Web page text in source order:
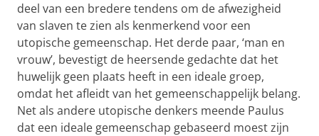
deel van een bredere tendens om de afwezigheid
van slaven te zien als kenmerkend voor een
utopische gemeenschap. Het derde paar, ‘man en
vrouw’, bevestigt de heersende gedachte dat het
huwelijk geen plaats heeft in een ideale groep,
omdat het afleidt van het gemeenschappelijk belang.
Net als andere utopische denkers meende Paulus
dat een ideale gemeenschap gebaseerd moest zijn